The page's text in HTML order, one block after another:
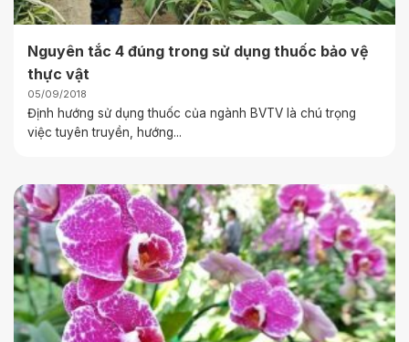
Nguyên tắc 4 đúng trong sử dụng thuốc bảo vệ
thực vật
05/09/2018
Định hướng sử dụng thuốc của ngành BVTV là chú trọng
việc tuyên truyền, hướng...